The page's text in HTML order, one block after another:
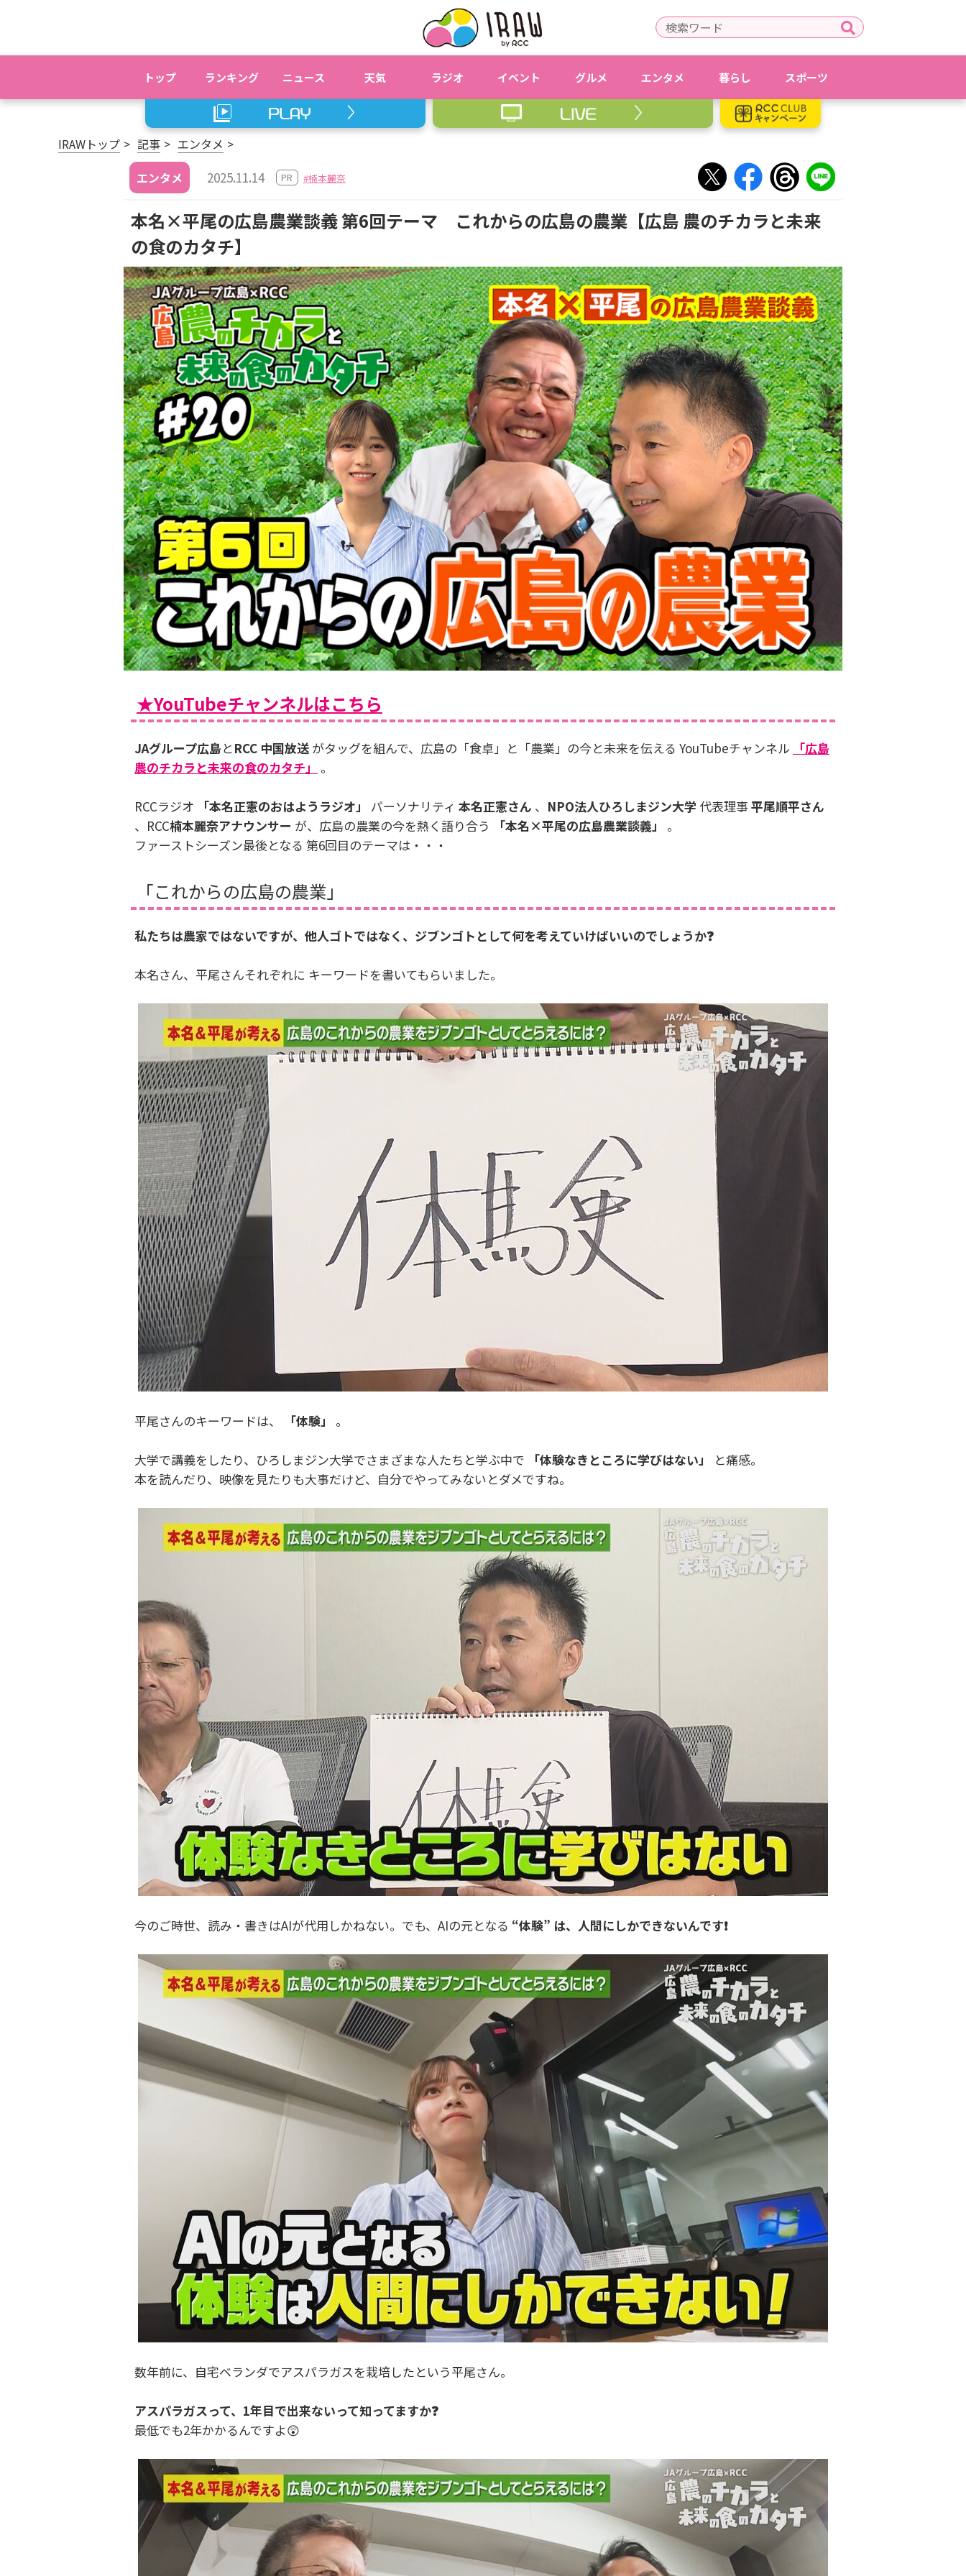
トップ ランキング ニュース 天気 ラジオ イベント グルメ エンタメ 暮らし スポーツ
IRAWトップ 記事
エンタメ
エンタメ
2025.11.14 PR 楠本麗奈
本名×平尾の広島農業談義 第6回テーマ これからの広島の農業【広島 農のチカラと未来
の食のカタチ】
★YouTubeチャンネルはこちら
JAグループ広島とRCC 中国放送 がタッグを組んで、広島の「食卓」と「農業」の今と未来を伝える YouTubeチャンネル
「広島
農のチカラと未来の食のカタチ」
。
RCCラジオ 「本名正憲のおはようラジオ」 パーソナリティ 本名正憲さん 、 NPO法人ひろしまジン大学 代表理事平尾順平さん
、RCC楠本麗奈アナウンサー が、広島の農業の今を熱く語り合う 「本名×平尾の広島農業談義」
。
ファーストシーズン最後となる 第6回目のテーマは・・・
「これからの広島の農業」
私たちは農家ではないですが、他人ゴトではなく、ジブンゴトとして何を考えていけばいいのでしょうか❓
本名さん、平尾さんそれぞれに キーワードを書いてもらいました。
平尾さんのキーワードは、 「体験」 。
大学で講義をしたり、ひろしまジン大学でさまざまな人たちと学ぶ中で 「体験なきところに学びはない」
と痛感。
本を読んだり、映像を見たりも大事だけど、自分でやってみないとダメですね。
今のご時世、読み・書きはAIが代用しかねない。でも、AIの元となる “体験” は、人間にしかできないんです❗
数年前に、自宅ベランダでアスパラガスを栽培したという平尾さん。
アスパラガスって、1年目で出来ないって知ってますか❓
最低でも2年かかるんですよ😲